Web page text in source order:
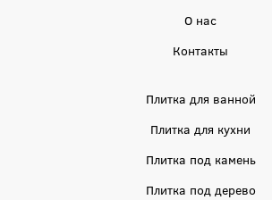
О нас
Контакты
Плитка для ванной
Плитка для кухни
Плитка под камень
Плитка под дерево